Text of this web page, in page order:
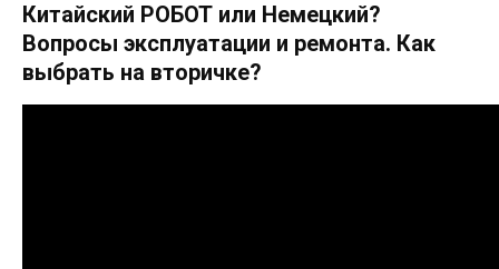
Китайский РОБОТ или Немецкий?
Вопросы эксплуатации и ремонта. Как
выбрать на вторичке?